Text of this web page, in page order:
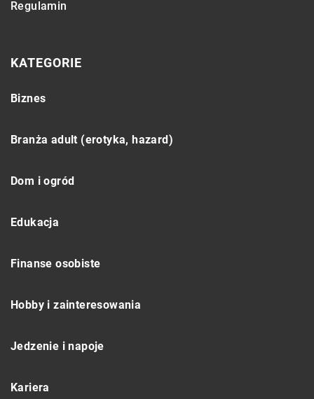
Regulamin
KATEGORIE
Biznes
Branża adult (erotyka, hazard)
Dom i ogród
Edukacja
Finanse osobiste
Hobby i zainteresowania
Jedzenie i napoje
Kariera